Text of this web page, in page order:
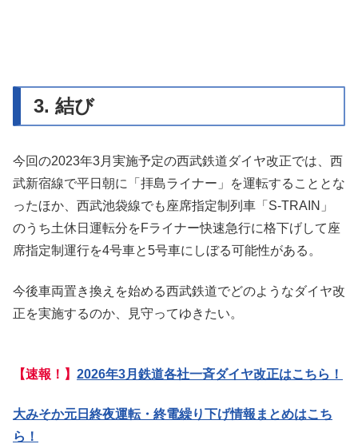
3. 結び
今回の2023年3月実施予定の西武鉄道ダイヤ改正では、西
武新宿線で平日朝に「拝島ライナー」を運転することとな
ったほか、西武池袋線でも座席指定制列車「S-TRAIN」
のうち土休日運転分をFライナー快速急行に格下げして座
席指定制運行を4号車と5号車にしぼる可能性がある。
今後車両置き換えを始める西武鉄道でどのようなダイヤ改
正を実施するのか、見守ってゆきたい。
【速報！】 2026年3月鉄道各社一斉ダイヤ改正はこちら！
大みそか元日終夜運転・終電繰り下げ情報まとめはこち
ら！